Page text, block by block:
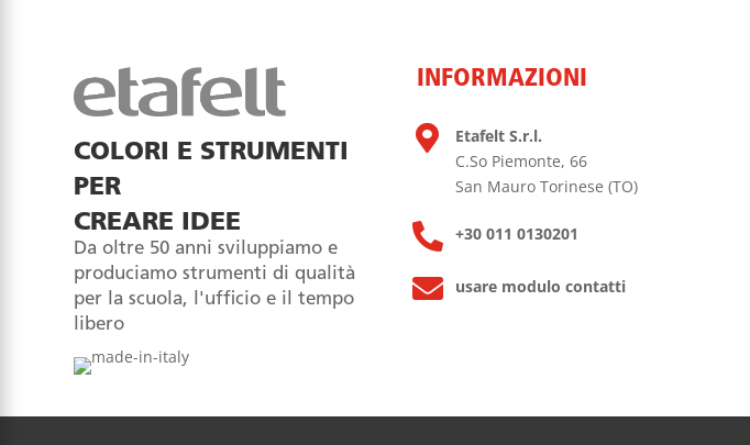
COLORI E STRUMENTI
PER
CREARE IDEE
Da oltre 50 anni sviluppiamo e
produciamo strumenti di qualità
per la scuola, l'ufficio e il tempo
libero
INFORMAZIONI

Etafelt S.r.l.
C.So Piemonte, 66
San Mauro Torinese (TO)
 +30 011 0130201
 usare modulo contatti